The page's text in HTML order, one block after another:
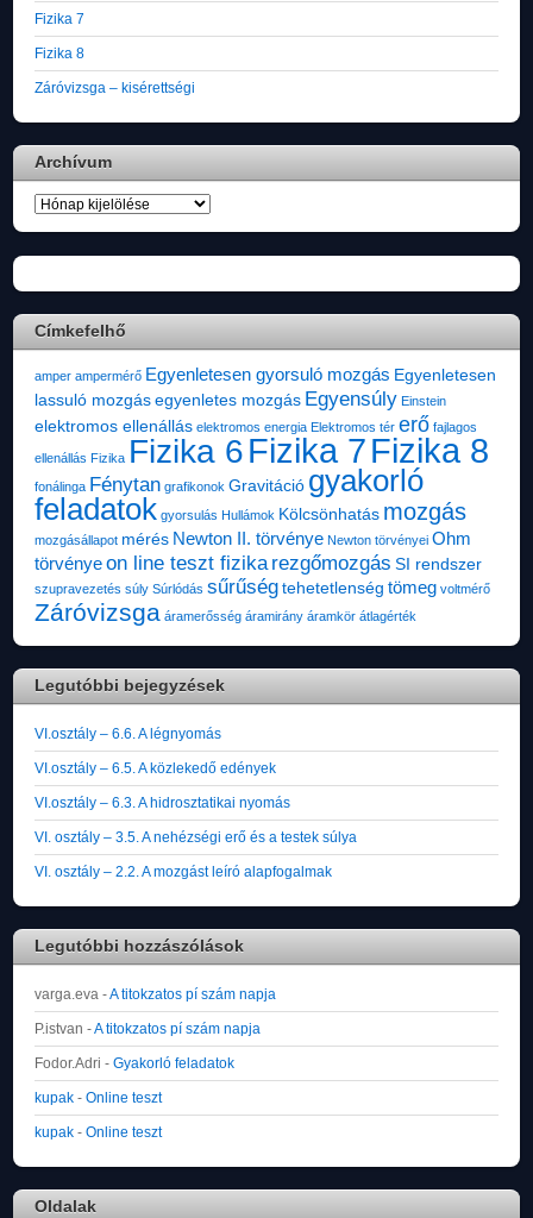
Fizika 7
Fizika 8
Záróvizsga – kisérettségi
Archívum
Archívum
Címkefelhő
amper ampermérő Egyenletesen gyorsuló mozgás Egyenletesen
lassuló mozgás egyenletes mozgás Egyensúly Einstein
elektromos ellenállás elektromos energia Elektromos tér erő fajlagos
ellenállás Fizika Fizika 6Fizika 7Fizika 8
fonálinga Fénytan grafikonok Gravitáció gyakorló
feladatok gyorsulás Hullámok Kölcsönhatás mozgás
mozgásállapot mérés Newton II. törvénye Newton törvényei Ohm
törvényeon line teszt fizika rezgőmozgás SI rendszer
szupravezetés súly Súrlódás sűrűség tehetetlenség tömeg voltmérő
Záróvizsga áramerősség áramirány áramkör átlagérték
Legutóbbi bejegyzések
VI.osztály – 6.6. A légnyomás
VI.osztály – 6.5. A közlekedő edények
VI.osztály – 6.3. A hidrosztatikai nyomás
VI. osztály – 3.5. A nehézségi erő és a testek súlya
VI. osztály – 2.2. A mozgást leíró alapfogalmak
Legutóbbi hozzászólások
varga.eva -A titokzatos pí szám napja
P.istvan -A titokzatos pí szám napja
Fodor.Adri -Gyakorló feladatok
kupak -Online teszt
kupak -Online teszt
Oldalak